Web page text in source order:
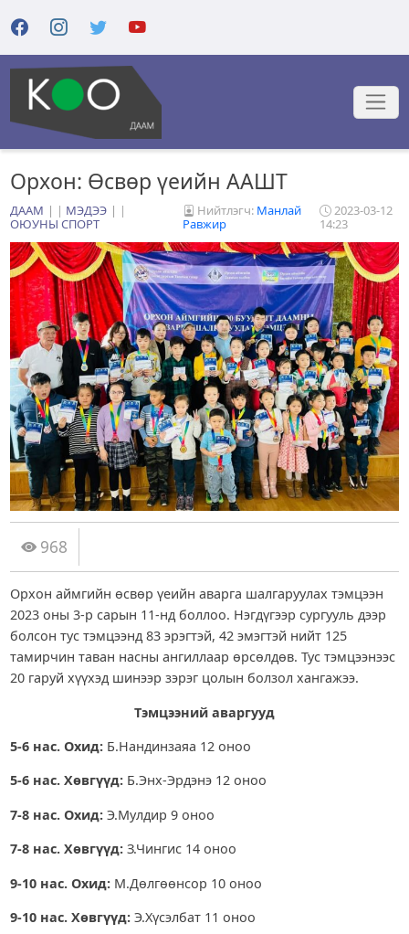
Орхон: Өсвөр үеийн ААШТ
ДААМ | МЭДЭЭ
|
ОЮУНЫ СПОРТ
Нийтлэгч: Манлай
Равжир
2023-03-12
14:23
968
Орхон аймгийн өсвөр үеийн аварга шалгаруулах тэмцээн
2023 оны 3-р сарын 11-нд боллоо. Нэгдүгээр сургууль дээр
болсон тус тэмцээнд 83 эрэгтэй, 42 эмэгтэй нийт 125
тамирчин таван насны ангиллаар өрсөлдөв. Тус тэмцээнээс
20 гаруй хүүхэд шинээр зэрэг цолын болзол хангажээ.
Тэмцээний аваргууд
5-6 нас. Охид:Б.Нандинзаяа 12 оноо
5-6 нас. Хөвгүүд:Б.Энх-Эрдэнэ 12 оноо
7-8 нас. Охид:Э.Мулдир 9 оноо
7-8 нас. Хөвгүүд:З.Чингис 14 оноо
9-10 нас. Охид:М.Дөлгөөнсор 10 оноо
9-10 нас. Хөвгүүд:Э.Хүсэлбат 11 оноо